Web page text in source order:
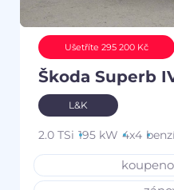
Ušetříte 295 200 Kč
Škoda Superb
L&K
2.0 TSi 195 kW 4x4